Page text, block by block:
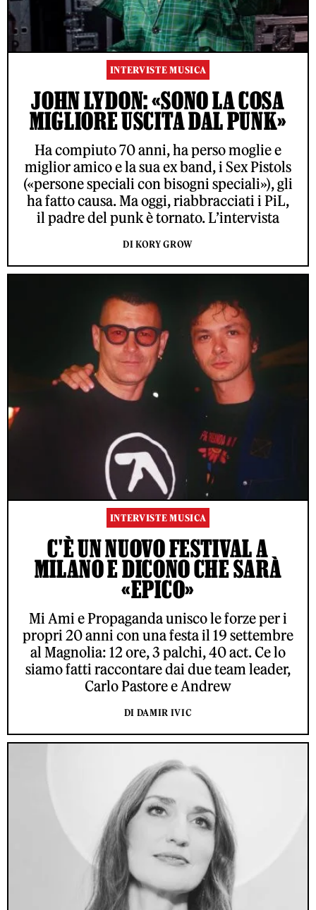
INTERVISTE MUSICA
JOHN LYDON: «SONO LA COSA
MIGLIORE USCITA DAL PUNK»
Ha compiuto 70 anni, ha perso moglie e
miglior amico e la sua ex band, i Sex Pistols
(«persone speciali con bisogni speciali»), gli
ha fatto causa. Ma oggi, riabbracciati i PiL,
il padre del punk è tornato. L’intervista
DI KORY GROW
INTERVISTE MUSICA
C'È UN NUOVO FESTIVAL A
MILANO E DICONO CHE SARÀ
«EPICO»
Mi Ami e Propaganda unisco le forze per i
propri 20 anni con una festa il 19 settembre
al Magnolia: 12 ore, 3 palchi, 40 act. Ce lo
siamo fatti raccontare dai due team leader,
Carlo Pastore e Andrew
DI DAMIR IVIC